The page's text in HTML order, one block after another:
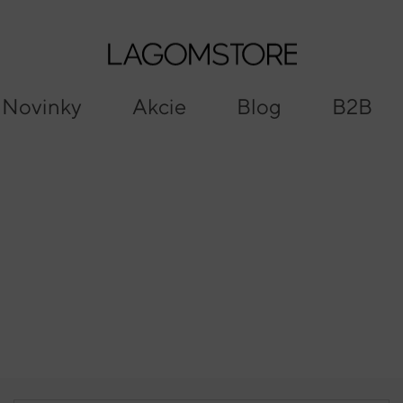
Novinky Akcie Blog B2B